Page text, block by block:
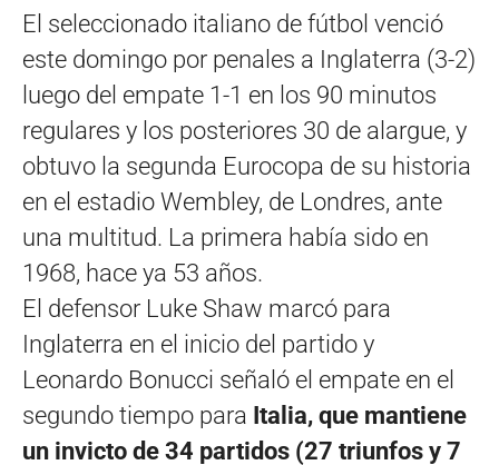
El seleccionado italiano de fútbol venció
este domingo por penales a Inglaterra (3-2)
luego del empate 1-1 en los 90 minutos
regulares y los posteriores 30 de alargue, y
obtuvo la segunda Eurocopa de su historia
en el estadio Wembley, de Londres, ante
una multitud. La primera había sido en
1968, hace ya 53 años.
El defensor Luke Shaw marcó para
Inglaterra en el inicio del partido y
Leonardo Bonucci señaló el empate en el
segundo tiempo para Italia, que mantiene
un invicto de 34 partidos (27 triunfos y 7